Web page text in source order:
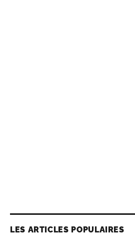
LES ARTICLES POPULAIRES